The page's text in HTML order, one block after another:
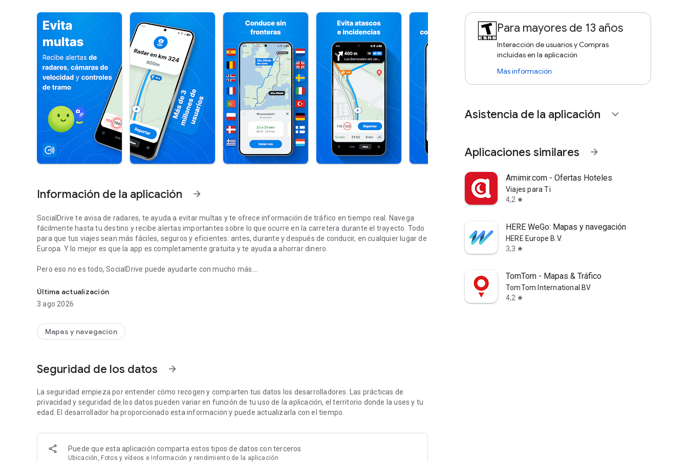
Información de la aplicación arrow_forward
SocialDrive te avisa de radares, te ayuda a evitar multas y te ofrece información de tráfico en tiempo real. Navega
fácilmente hasta tu destino y recibe alertas importantes sobre lo que ocurre en la carretera durante el trayecto. Todo
para que tus viajes sean más fáciles, seguros y eficientes: antes, durante y después de conducir, en cualquier lugar de
Europa. Y lo mejor es que la app es completamente gratuita y te ayuda a ahorrar dinero.
Pero eso no es todo, SocialDrive puede ayudarte con mucho más.
- Conecta SocialDrive fácilmente con CarPlay o Android Auto y recibe todas las alertas directamente en la pantalla de
tu coche.
- Consulta ubicaciones anteriores de radares en el historial de radares.
- Alertas de accidentes, obras, vehículos averiados y otros incidentes. Así podrás anticiparte de forma segura y a
tiempo a cualquier situación en la carretera.
Nuestro equipo trabaja cada día para hacer que SocialDrive sea más inteligente, completa y fácil de usar.
Actualmente, más de 3 millones de usuarios activos en Europa confían en nuestra comunidad. Gran parte de la
información de tráfico en SocialDrive es compartida por los propios usuarios. ¿Has visto un radar? Repórtalo en la app
¿Tienes preguntas o comentarios? Visita help.socialdrive.com para consultar las preguntas frecuentes. Nuestro
equipo de soporte estará encantado de ayudarte.
Última actualización
3 ago 2026
Mapas y navegación
Seguridad de los datos arrow_forward
La seguridad empieza por entender cómo recogen y comparten tus datos los desarrolladores. Las prácticas de
privacidad y seguridad de los datos pueden variar en función de tu uso de la aplicación, el territorio donde la uses y tu
edad. El desarrollador ha proporcionado esta información y puede actualizarla con el tiempo.
Puede que esta aplicación comparta estos tipos de datos con terceros
Ubicación, Fotos y vídeos e Información y rendimiento de la aplicación
Para mayores de 13 años
Interacción de usuarios y Compras
incluidas en la aplicación
Más información
Asistencia de la aplicación expand_more
Aplicaciones similares arrow_forward
Amimir.com - Ofertas Hoteles
Viajes para Ti
4,2 star
HERE WeGo: Mapas y navegación
HERE Europe B.V.
3,3 star
TomTom - Mapas & Tráfico
TomTom International BV
4,2 star